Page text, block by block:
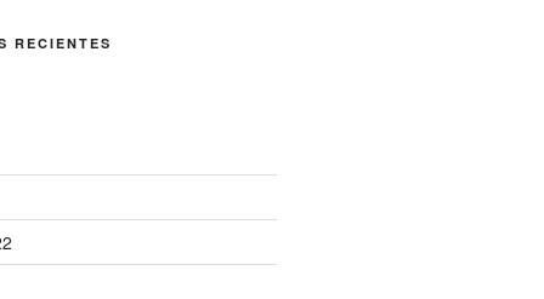
RECIENTES